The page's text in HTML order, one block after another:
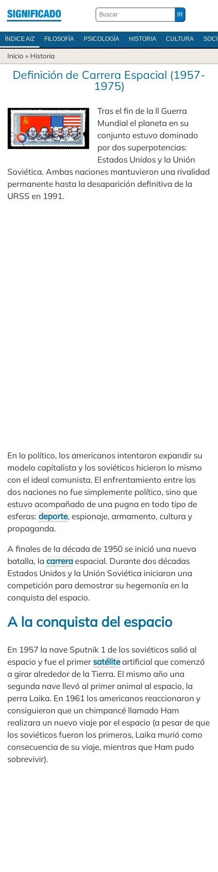
ÍNDICE A/Z FILOSOFÍA PSICOLOGÍA HISTORIA CULTURA
Inicio » Historia
Definición de Carrera Espacial (1957-
1975)
Tras el fin de la ll Guerra
Mundial el planeta en su
conjunto estuvo dominado
por dos superpotencias:
Estados Unidos y la Unión
Soviética. Ambas naciones mantuvieron una rivalidad
permanente hasta la desaparición definitiva de la
URSS en 1991.
En lo político, los americanos intentaron expandir su
modelo capitalista y los soviéticos hicieron lo mismo
con el ideal comunista. El enfrentamiento entre las
dos naciones no fue simplemente político, sino que
estuvo acompañado de una pugna en todo tipo de
esferas: deporte, espionaje, armamento, cultura y
propaganda.
A finales de la década de 1950 se inició una nueva
batalla, la carreraespacial. Durante dos décadas
Estados Unidos y la Unión Soviética iniciaron una
competición para demostrar su hegemonía en la
conquista del espacio.
A la conquista del espacio
En 1957 la nave Sputnik 1 de los soviéticos salió al
espacio y fue el primer satéliteartificial que comenzó
a girar alrededor de la Tierra. El mismo año una
segunda nave llevó al primer animal al espacio, la
perra Laika. En 1961 los americanos reaccionaron y
consiguieron que un chimpancé llamado Ham
realizara un nuevo viaje por el espacio (a pesar de que
los soviéticos fueron los primeros, Laika murió como
consecuencia de su viaje, mientras que Ham pudo
sobrevivir).